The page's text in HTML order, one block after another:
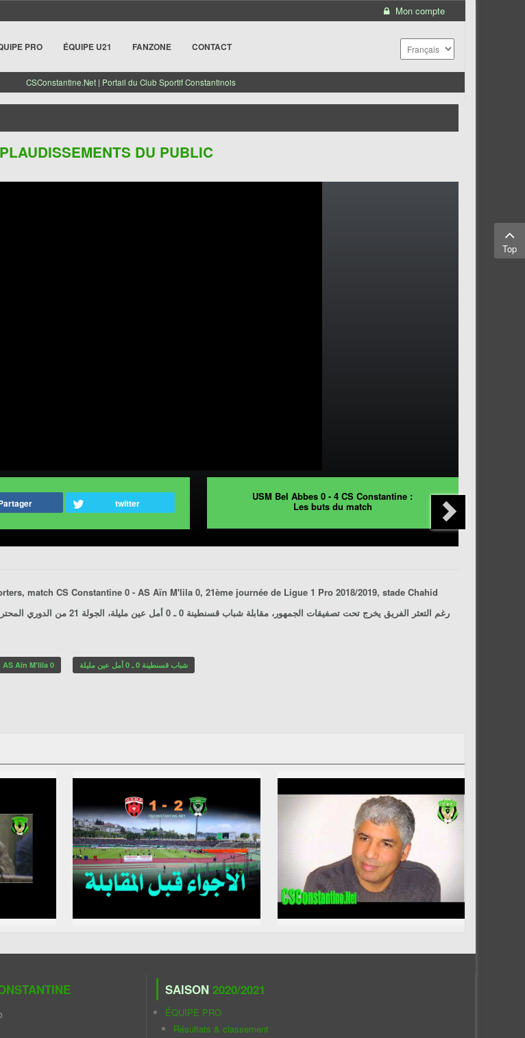
Mon compte
PRO ÉQUIPE U21 FANZONE CONTACT
CSConstantine.Net | Portail du Club Sportif Constantinois
DU PUBLIC
twitter
USM Bel Abbes 0 - 4 CS Constantine :
Les buts du match
match CS Constantine 0 - AS Aïn M'lila 0, 21ème journée de Ligue 1 Pro 2018/2019, stade Chahid
Hamlaoui, Constantine, le 08/02/2019.رغم التعثر الفريق يخرج تحت تصفيقات الجمهور، مقابلة شباب قسنطينة 0 ـ 0 أمل عين مليلة
، الجولة 21 من
AS Aïn M'lila 0 شباب قسنطينة 0 ـ 0 أمل عين مليلة
SAISON 2020/2021
ÉQUIPE PRO
Résultats & classement
Top